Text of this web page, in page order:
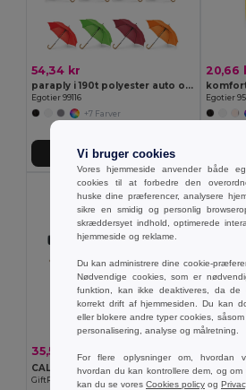
54,34 kr
paraply i 190t polyester auto open
Egotier 99116
+7 Farver
Tilføj Til Kurv
20,66
Egotier
35,50 kr
CALIFORNIA TOUCH Solbriller med bambus
GiftRetail MO9617
GiftRetail
Vi bruger cookies
Vores hjemmeside anvender både
cookies til at forbedre den
huske dine præferencer, analysere
sikre en smidig og personlig
skræddersyet indhold, optimerede
hjemmeside og reklame.
Du kan administrere dine cookie-
Nødvendige cookies, som er
funktion, kan ikke deaktiveres, da de
korrekt drift af hjemmesiden. Du kan
eller blokere andre typer cookies,
personalisering, analyse og målretning.
For flere oplysninger om, hvordan
hvordan du kan kontrollere dem, og om
kan du se vores Cookies policy og